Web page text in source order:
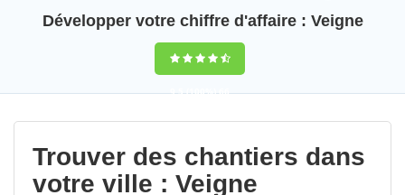
Développer votre chiffre d'affaire : Veigne
9,5(100%)66
votes
Trouver des chantiers dans
votre ville : Veigne